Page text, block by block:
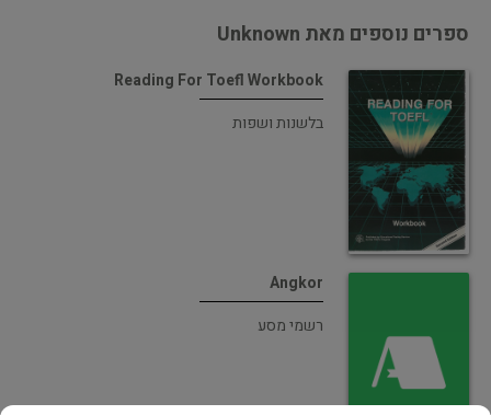
ספרים נוספים מאת Unknown
Reading For Toefl Workbook
בלשנות ושפות
Angkor
רשמי מסע